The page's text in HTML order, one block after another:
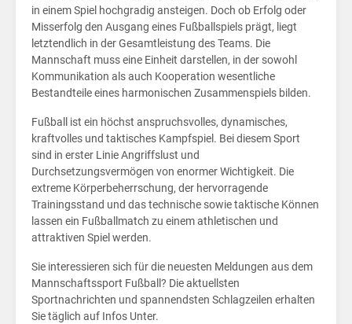
in einem Spiel hochgradig ansteigen. Doch ob Erfolg oder
Misserfolg den Ausgang eines Fußballspiels prägt, liegt
letztendlich in der Gesamtleistung des Teams. Die
Mannschaft muss eine Einheit darstellen, in der sowohl
Kommunikation als auch Kooperation wesentliche
Bestandteile eines harmonischen Zusammenspiels bilden.
Fußball ist ein höchst anspruchsvolles, dynamisches,
kraftvolles und taktisches Kampfspiel. Bei diesem Sport
sind in erster Linie Angriffslust und
Durchsetzungsvermögen von enormer Wichtigkeit. Die
extreme Körperbeherrschung, der hervorragende
Trainingsstand und das technische sowie taktische Können
lassen ein Fußballmatch zu einem athletischen und
attraktiven Spiel werden.
Sie interessieren sich für die neuesten Meldungen aus dem
Mannschaftssport Fußball? Die aktuellsten
Sportnachrichten und spannendsten Schlagzeilen erhalten
Sie täglich auf Infos Unter.